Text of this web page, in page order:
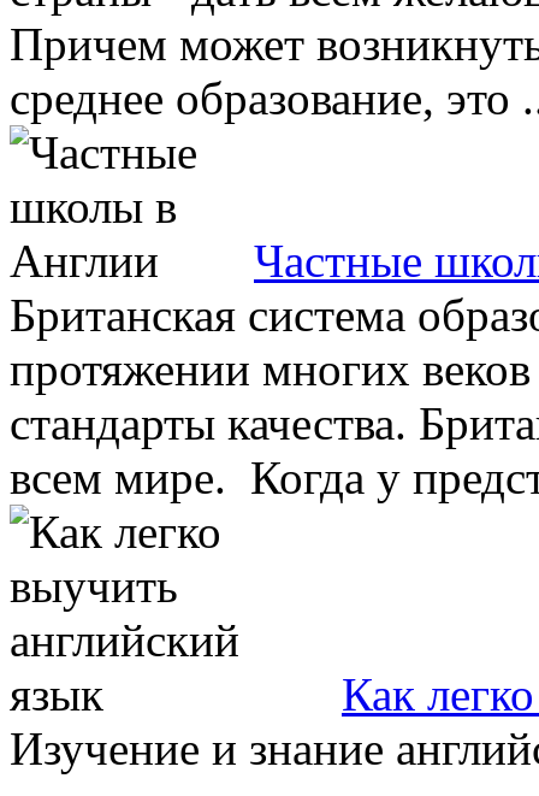
Причем может
среднее образование, это
Частные
Британская система
протяжении многих
стандарты качества.
всем мире. Когда у
Как
Изучение и знание